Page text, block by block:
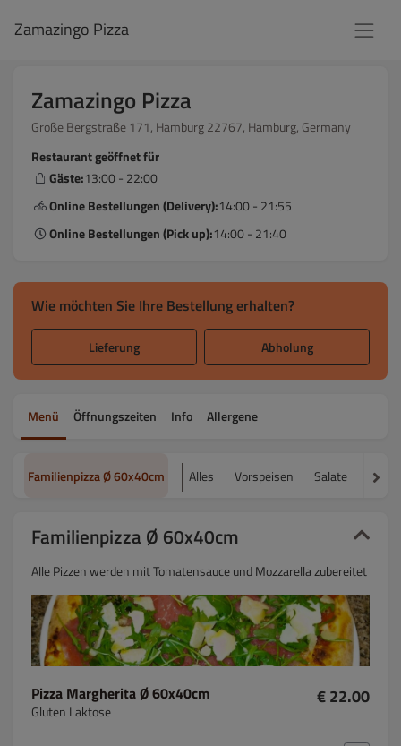
Zamazingo Pizza
Zamazingo Pizza
Große Bergstraße 171, Hamburg 22767, Hamburg, Germany
Restaurant geöffnet für
Gäste:13:00 - 22:00
Online Bestellungen (Delivery):14:00 - 21:55
Online Bestellungen (Pick up):14:00 - 21:40
Wie möchten Sie Ihre Bestellung erhalten?
Lieferung Abholung
Menü Öffnungszeiten Info Allergene
Familienpizza Ø 60x40cm Alles Vorspeisen Salate Pizza
Familienpizza Ø 60x40cm
Alle Pizzen werden mit Tomatensauce und Mozzarella zubereitet
Pizza Margherita Ø 60x40cm
Gluten Laktose
€ 22.00